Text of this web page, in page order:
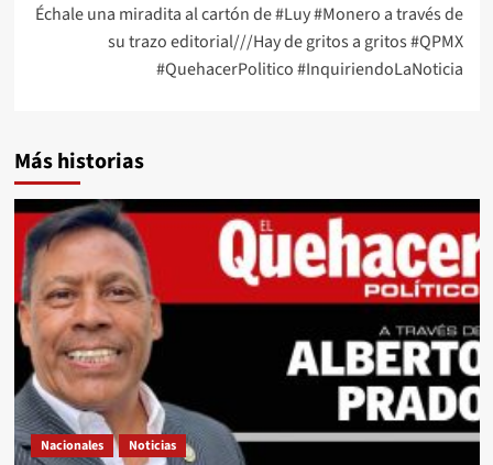
Échale una miradita al cartón de #Luy #Monero a través de
su trazo editorial///Hay de gritos a gritos #QPMX
#QuehacerPolitico #InquiriendoLaNoticia
Más historias
Nacionales Noticias